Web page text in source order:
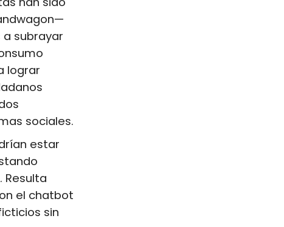
subrayar
lograr
sociales.
estar
Resulta
el chatbot
sin